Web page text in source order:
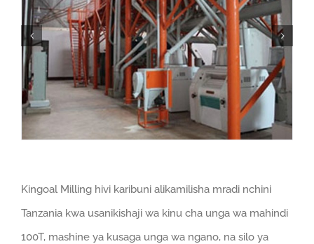
Kingoal Milling hivi karibuni alikamilisha mradi nchini
Tanzania kwa usanikishaji wa kinu cha unga wa mahindi
100T, mashine ya kusaga unga wa ngano, na silo ya